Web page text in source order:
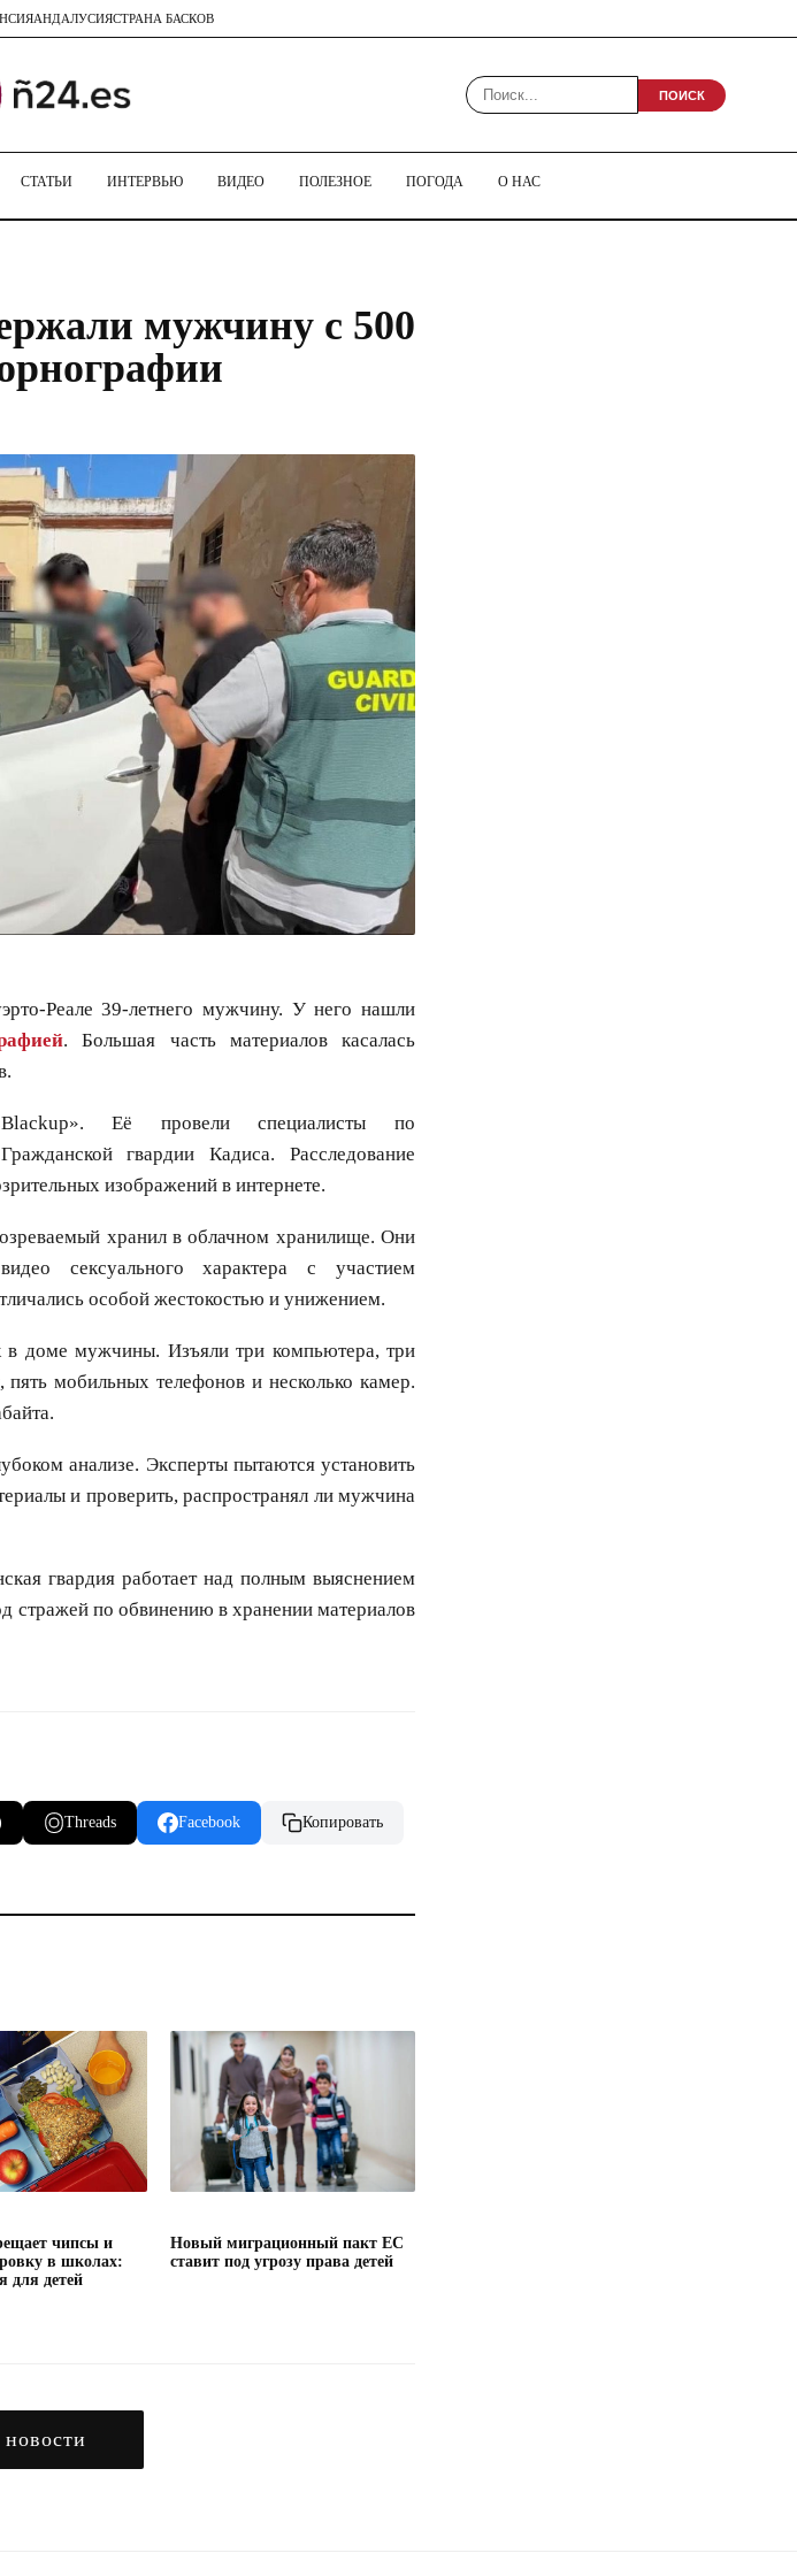
АНДАЛУСИЯСТРАНА БАСКОВ
ПОИСК
СТАТЬИ ИНТЕРВЬЮ ВИДЕО ПОЛЕЗНОЕ ПОГОДА О НАС
мужчину с 500
Реале 39-летнего мужчину. У него нашли
. Большая часть материалов касалась
Её провели специалисты по
гвардии Кадиса. Расследование
изображений в интернете.
хранил в облачном хранилище. Они
сексуального характера с участием
особой жестокостью и унижением.
в доме мужчины. Изъяли три компьютера, три
мобильных телефонов и несколько камер.
анализе. Эксперты пытаются установить
и проверить, распространял ли мужчина
гвардия работает над полным выяснением
стражей по обвинению в хранении материалов
Threads Facebook Копировать
чипсы и
в школах:
для детей
Новый миграционный пакт ЕС
ставит под угрозу права детей